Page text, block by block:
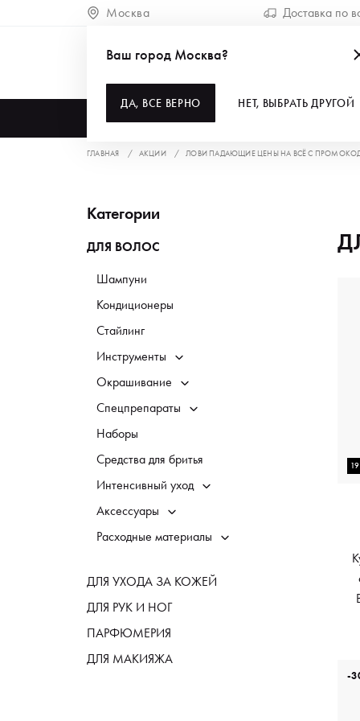
Москва Доставка по
Ваш город Москва?
ДА, ВСЕ ВЕРНО НЕТ, ВЫБРАТЬ ДРУГОЙ
ГЛАВНАЯ АКЦИИ ЛОВИ ПАДАЮЩИЕ ЦЕНЫ НА ВСЁ С
Категории
ДЛЯ ВОЛОС
Шампуни
Кондиционеры
Стайлинг
Инструменты
Окрашивание
Спецпрепараты
Наборы
Средства для бритья
Интенсивный уход
Аксессуары
Расходные материалы
ДЛЯ УХОДА ЗА КОЖЕЙ
ДЛЯ РУК И НОГ
ПАРФЮМЕРИЯ
ДЛЯ МАКИЯЖА
-